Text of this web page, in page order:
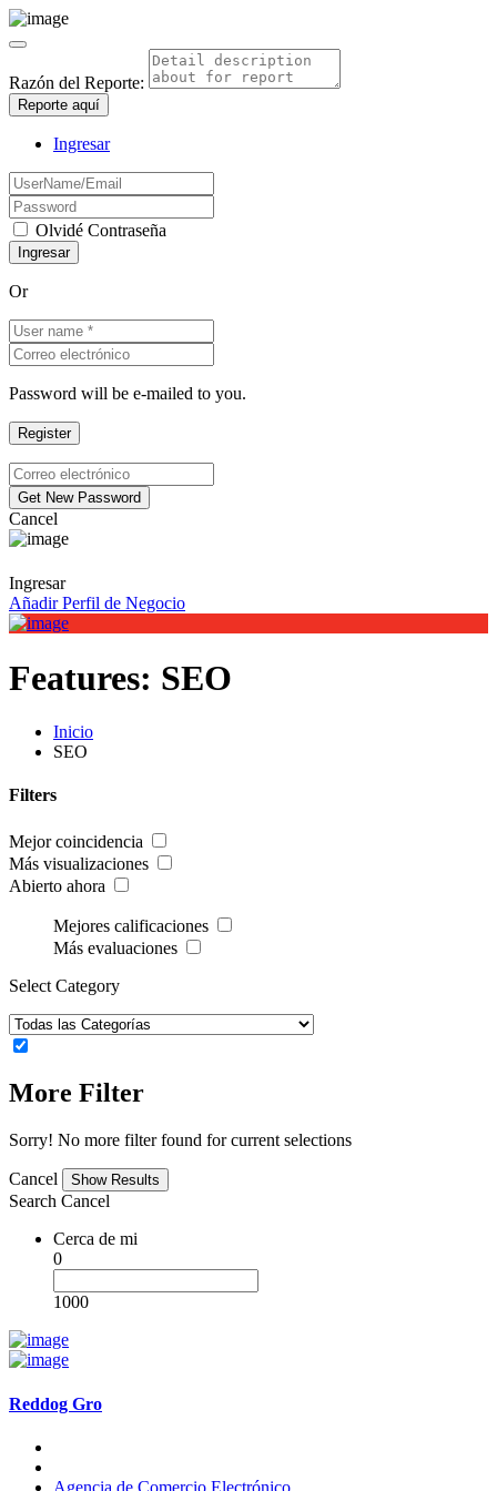
Razón del Reporte:
Reporte aquí
Ingresar
Olvidé Contraseña
Or
Password will be e-mailed to you.
Cancel
Ingresar
Añadir Perfil de Negocio
Features: SEO
Inicio
SEO
Filters
Mejor coincidencia
Más visualizaciones
Abierto ahora
Mejores calificaciones
Más evaluaciones
Select Category
More Filter
Sorry! No more filter found for current selections
Cancel
Search Cancel
Cerca de mi
0
1000
Reddog Gro
Agencia de Comercio Electrónico